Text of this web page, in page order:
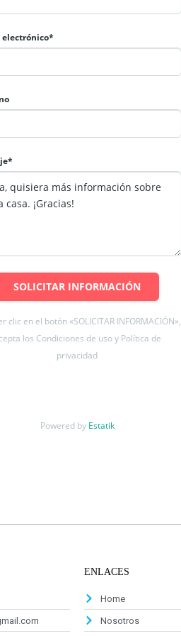
electrónico*
SOLICITAR INFORMACIÓN
clic en el botón «SOLICITAR INFORMACIÓN»,
los Condiciones de uso y Política de
privacidad
Powered by Estatik
ENLACES
Home
Nosotros